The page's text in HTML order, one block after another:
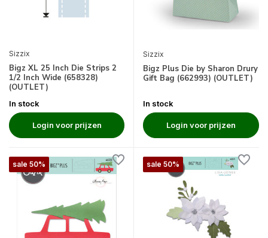
Sizzix
Bigz XL 25 Inch Die Strips 2
1/2 Inch Wide (658328)
(OUTLET)
In stock
Login voor prijzen
Sizzix
Bigz Plus Die by Sharon Drury
Gift Bag (662993) (OUTLET)
In stock
Login voor prijzen
sale 50% sale 50%